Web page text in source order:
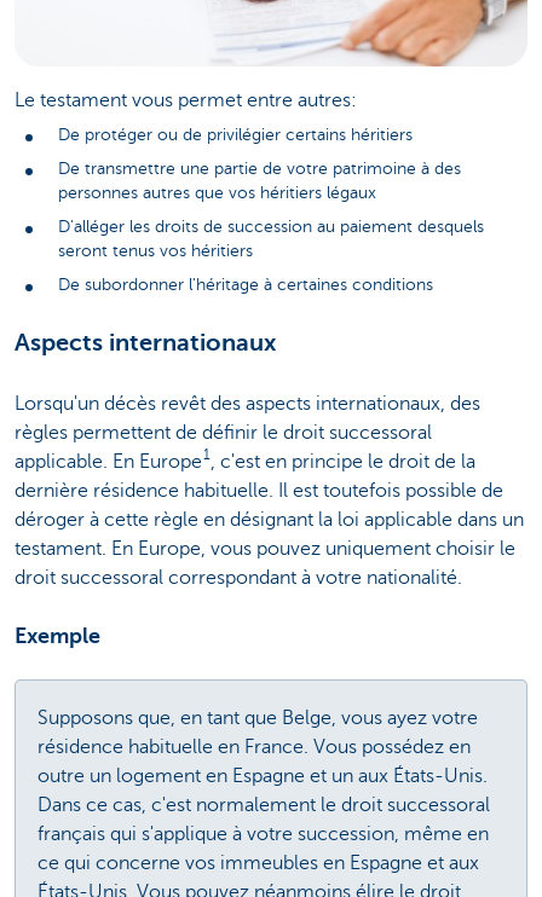
Le testament vous permet entre autres:
De protéger ou de privilégier certains héritiers
De transmettre une partie de votre patrimoine à des
personnes autres que vos héritiers légaux
D'alléger les droits de succession au paiement desquels
seront tenus vos héritiers
De subordonner l'héritage à certaines conditions
Aspects internationaux
Lorsqu'un décès revêt des aspects internationaux, des
règles permettent de définir le droit successoral
applicable. En Europe1, c'est en principe le droit de la
dernière résidence habituelle. Il est toutefois possible de
déroger à cette règle en désignant la loi applicable dans un
testament. En Europe, vous pouvez uniquement choisir le
droit successoral correspondant à votre nationalité.
Exemple
Supposons que, en tant que Belge, vous ayez votre
résidence habituelle en France. Vous possédez en
outre un logement en Espagne et un aux États-Unis.
Dans ce cas, c'est normalement le droit successoral
français qui s'applique à votre succession, même en
ce qui concerne vos immeubles en Espagne et aux